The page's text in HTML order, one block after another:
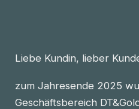
Liebe Kundin, lieber
zum Jahresende 2025
Geschäftsbereich